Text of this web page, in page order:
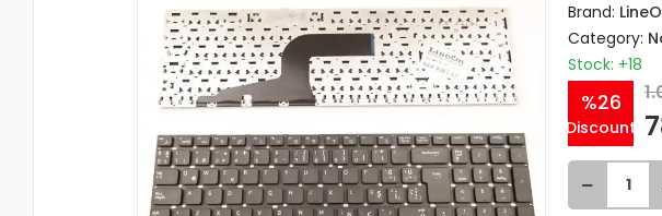
Brand:
Category:
Stock: +18
%26
Discount